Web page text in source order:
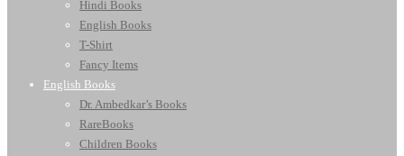
Hindi Books
English Books
T-Shirt
Fancy Items
English Books
Dr. Ambedkar’s Books
RareBooks
Children Books